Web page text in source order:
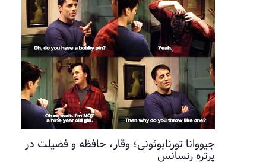
جیووانا تورنابوئونی؛ وقار، حافظه و فضیلت در
پرتره رنسانس